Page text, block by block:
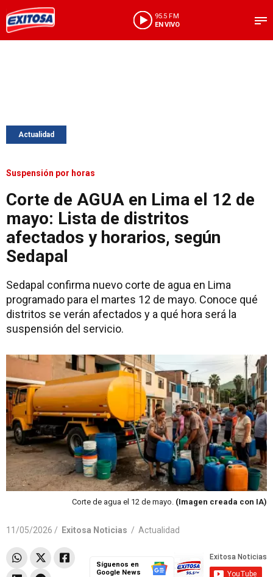
95.5 FM
EN VIVO
Actualidad
Suspensión por horas
Corte de AGUA en Lima el 12 de
mayo: Lista de distritos
afectados y horarios, según
Sedapal
Sedapal confirma nuevo corte de agua en Lima
programado para el martes 12 de mayo. Conoce qué
distritos se verán afectados y a qué hora será la
suspensión del servicio.
Corte de agua el 12 de mayo. (Imagen creada con IA)
11/05/2026 / Exitosa Noticias / Actualidad
Síguenos en
Google News